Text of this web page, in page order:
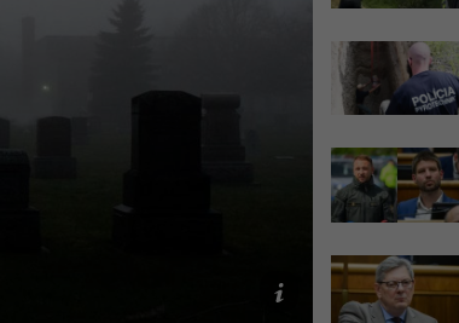
Ilustračný
Rodgerson